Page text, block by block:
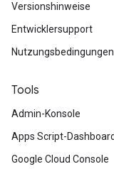
Versionshinweise
Entwicklersupport
Nutzungsbedingungen
Tools
Admin-Konsole
Apps Script-Dashboard
Google Cloud Console